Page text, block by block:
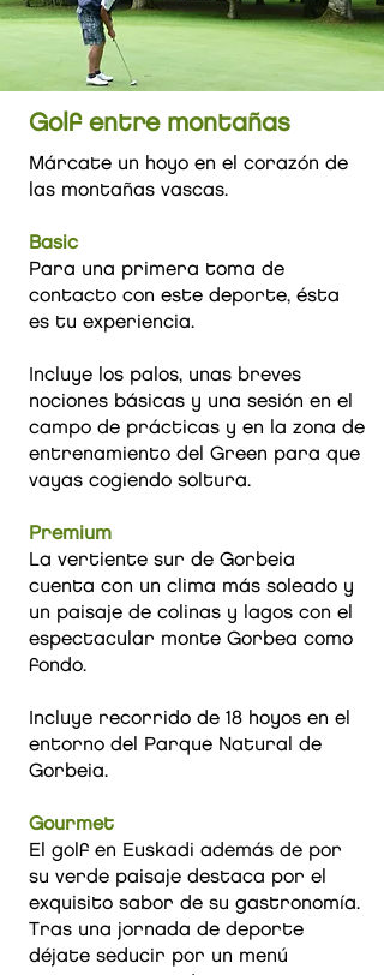
Golf entre montañas
Márcate un hoyo en el corazón de
las montañas vascas.
Basic
Para una primera toma de
contacto con este deporte, ésta
es tu experiencia.
Incluye los palos, unas breves
nociones básicas y una sesión en el
campo de prácticas y en la zona de
entrenamiento del Green para que
vayas cogiendo soltura.
Premium
La vertiente sur de Gorbeia
cuenta con un clima más soleado y
un paisaje de colinas y lagos con el
espectacular monte Gorbea como
fondo.
Incluye recorrido de 18 hoyos en el
entorno del Parque Natural de
Gorbeia.
Gourmet
El golf en Euskadi además de por
su verde paisaje destaca por el
exquisito sabor de su gastronomía.
Tras una jornada de deporte
déjate seducir por un menú